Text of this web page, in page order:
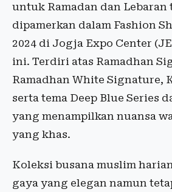
untuk Ramadan dan Lebaran
dipamerkan dalam Fashion
2024 di Jogja Expo Center
ini. Terdiri atas Ramadhan
Ramadhan White Signature,
serta tema Deep Blue Series
yang menampilkan nuansa
yang khas.
Koleksi busana muslim
gaya yang elegan namun